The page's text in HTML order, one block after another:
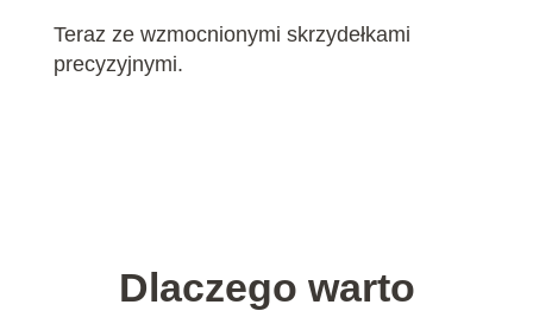
Teraz ze wzmocnionymi skrzydełkami
precyzyjnymi.
Dlaczego warto